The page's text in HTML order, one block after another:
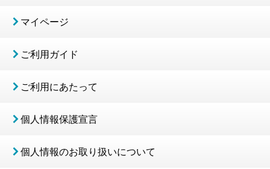
マイページ
ご利用ガイド
ご利用にあたって
個人情報保護宣言
個人情報のお取り扱いについて